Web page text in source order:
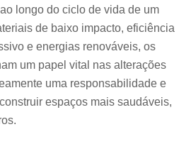
longo do ciclo de vida de um
de baixo impacto, eficiência
e energias renováveis, os
um papel vital nas alterações
uma responsabilidade e
espaços mais saudáveis,